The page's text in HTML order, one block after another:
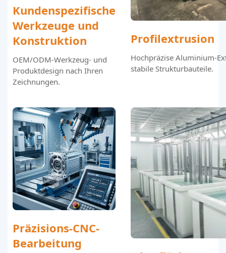
Kundenspezifische
Werkzeuge und
Konstruktion
OEM/ODM-Werkzeug- und
Produktdesign nach Ihren
Zeichnungen.
Profilextrusion
Hochpräzise Aluminium-
stabile Strukturbauteile.
Präzisions-CNC-
Bearbeitung